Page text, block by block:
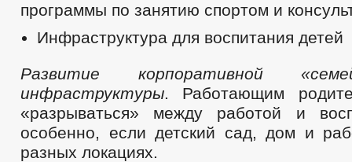
программы по занятию спортом и
Инфраструктура для воспитания детей
Развитие корпоративной
инфраструктуры. Работающим
«разрываться» между работой и
особенно, если детский сад, дом и
разных локациях.